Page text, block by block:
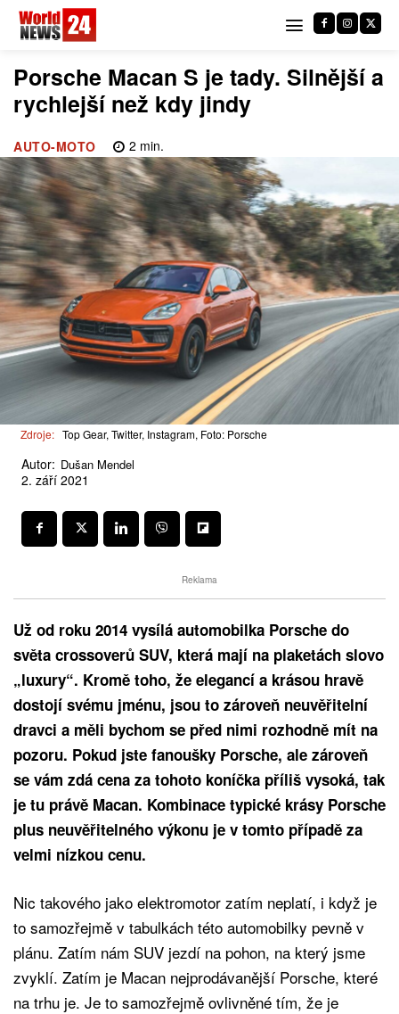
Porsche Macan S je tady. Silnější a
rychlejší než kdy jindy
AUTO-MOTO 2 min.
Zdroje: Top Gear, Twitter, Instagram, Foto: Porsche
Autor: Dušan Mendel
2. září 2021
Reklama
Už od roku 2014 vysílá automobilka Porsche do
světa crossoverů SUV, která mají na plaketách slovo
„luxury“. Kromě toho, že elegancí a krásou hravě
dostojí svému jménu, jsou to zároveň neuvěřitelní
dravci a měli bychom se před nimi rozhodně mít na
pozoru. Pokud jste fanoušky Porsche, ale zároveň
se vám zdá cena za tohoto koníčka příliš vysoká, tak
je tu právě Macan. Kombinace typické krásy Porsche
plus neuvěřitelného výkonu je v tomto případě za
velmi nízkou cenu.
Nic takového jako elektromotor zatím neplatí, i když je
to samozřejmě v tabulkách této automobilky pevně v
plánu. Zatím nám SUV jezdí na pohon, na který jsme
zvyklí. Zatím je Macan nejprodávanější Porsche, které
na trhu je. Je to samozřejmě ovlivněné tím, že je